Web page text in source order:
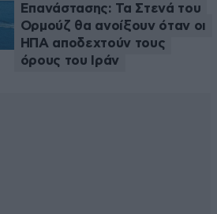
Επανάστασης: Τα Στενά του
Ορμούζ θα ανοίξουν όταν οι
ΗΠΑ αποδεχτούν τους
όρους του Ιράν